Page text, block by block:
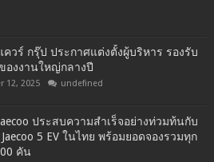
วร์ กรุ๊ป ประกาศแต่งตั้งผู้บริหาร รองรับ
องงานใหญ่กลางปี
12, 2025 undefined
ประสบความสำเร็จอย่างท่วมท้นกับ
5 EV ในไทย พร้อมยอดจองรวมทุก
คัน